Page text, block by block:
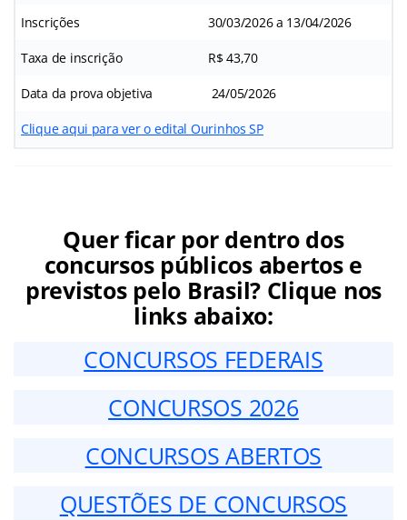
Inscrições 30/03/2026 a 13/04/2026
Taxa de inscrição R$ 43,70
Data da prova objetiva 24/05/2026
Clique aqui para ver o edital Ourinhos SP
Quer ficar por dentro dos
concursos públicos abertos e
previstos pelo Brasil? Clique nos
links abaixo:
CONCURSOS FEDERAIS
CONCURSOS 2026
CONCURSOS ABERTOS
QUESTÕES DE CONCURSOS